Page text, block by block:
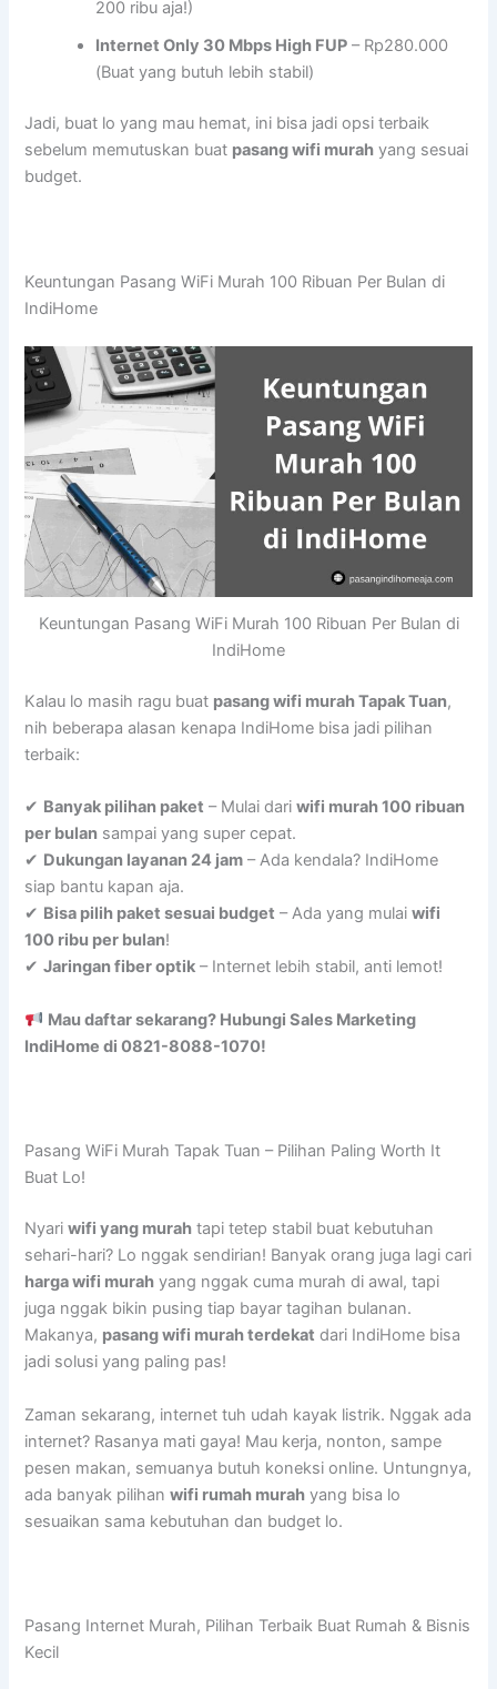
200 ribu aja!)
Internet Only 30 Mbps High FUP – Rp280.000
(Buat yang butuh lebih stabil)
Jadi, buat lo yang mau hemat, ini bisa jadi opsi terbaik
sebelum memutuskan buat pasang wifi murah yang sesuai
budget.
Keuntungan Pasang WiFi Murah 100 Ribuan Per Bulan di
IndiHome
Keuntungan Pasang WiFi Murah 100 Ribuan Per Bulan di
IndiHome
Kalau lo masih ragu buat pasang wifi murah Tapak Tuan,
nih beberapa alasan kenapa IndiHome bisa jadi pilihan
terbaik:
✔ Banyak pilihan paket – Mulai dariwifi murah 100 ribuan
per bulan sampai yang super cepat.
✔ Dukungan layanan 24 jam – Ada kendala? IndiHome
siap bantu kapan aja.
✔ Bisa pilih paket sesuai budget – Ada yang mulaiwifi
100 ribu per bulan!
✔Jaringan fiber optik – Internet lebih stabil, anti lemot!
Mau daftar sekarang? Hubungi Sales Marketing
IndiHome di 0821-8088-1070!
Pasang WiFi Murah Tapak Tuan – Pilihan Paling Worth It
Buat Lo!
Nyariwifi yang murah tapi tetep stabil buat kebutuhan
sehari-hari? Lo nggak sendirian! Banyak orang juga lagi cari
harga wifi murah yang nggak cuma murah di awal, tapi
juga nggak bikin pusing tiap bayar tagihan bulanan.
Makanya, pasang wifi murah terdekat dari IndiHome bisa
jadi solusi yang paling pas!
Zaman sekarang, internet tuh udah kayak listrik. Nggak ada
internet? Rasanya mati gaya! Mau kerja, nonton, sampe
pesen makan, semuanya butuh koneksi online. Untungnya,
ada banyak pilihanwifi rumah murah yang bisa lo
sesuaikan sama kebutuhan dan budget lo.
Pasang Internet Murah, Pilihan Terbaik Buat Rumah & Bisnis
Kecil